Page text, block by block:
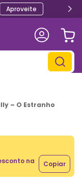
Aproveite
– O Estranho
na
Copiar